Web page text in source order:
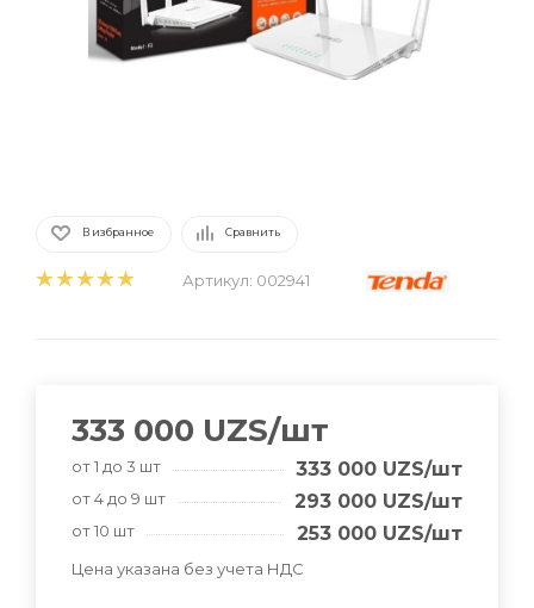
В избранное Сравнить
Артикул: 002941
333 000 UZS/шт
от 1 до 3 шт 333 000 UZS/шт
от 4 до 9 шт 293 000 UZS/шт
от 10 шт 253 000 UZS/шт
Цена указана без учета НДС